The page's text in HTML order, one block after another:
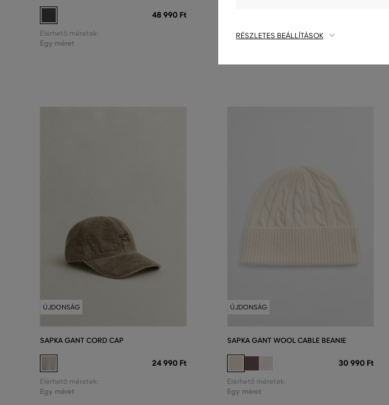
48 990 Ft
Elérhető méretek:
Egy méret
Egy méret
ÚJDONSÁG
SAPKA GANT CORD CAP
24 990 Ft
Elérhető méretek:
Egy méret
ÚJDONSÁG
SAPKA GANT WOOL CABLE BEANIE
30 990 Ft
Elérhető méretek:
Egy méret
RÉSZLETES BEÁLLÍTÁSOK